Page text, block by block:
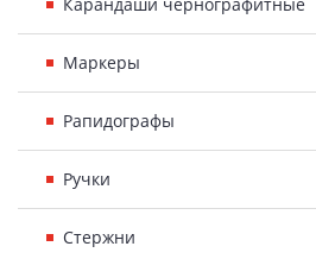
Маркеры
Рапидографы
Ручки
Стержни